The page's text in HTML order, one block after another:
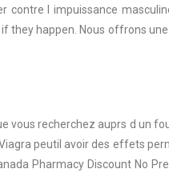
contre l impuissance
they happen. Nous offrons
vous recherchez auprs d un
peutil avoir des effets
Pharmacy Discount No